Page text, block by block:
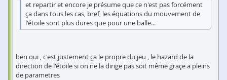
et repartir et encore je présume que ce n'est pas forcément
ça dans tous les cas, bref, les équations du mouvement de
l'étoile sont plus dures que pour une balle...
ben oui , c'est justement ça le propre du jeu , le hazard de la
direction de l'étoile si on ne la dirige pas soit même graçe a pleins
de parametres